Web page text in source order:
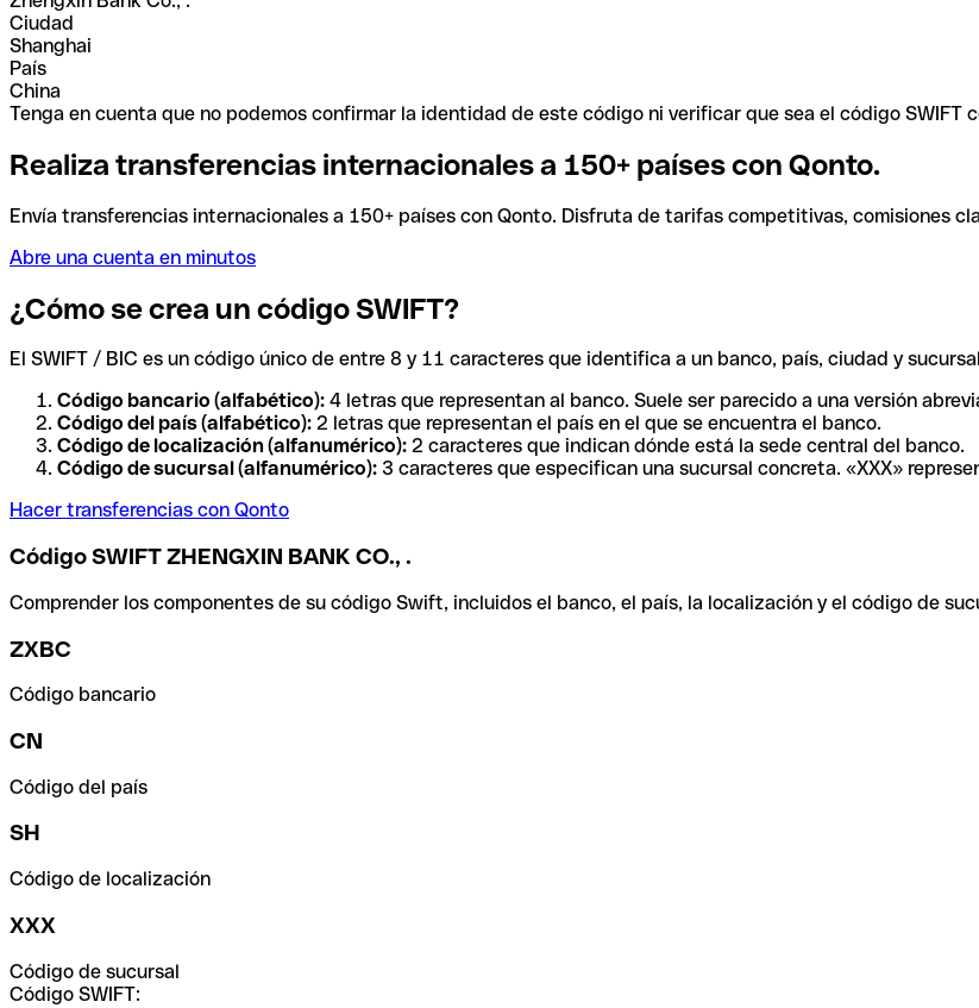
Ciudad
Shanghai
País
China
Tenga en cuenta que no podemos confirmar la identidad de este código ni verificar que sea el código SWIFT
Realiza transferencias internacionales a 150+ países con Qonto.
Envía transferencias internacionales a 150+ países con Qonto. Disfruta de tarifas competitivas, comisiones
Abre una cuenta en minutos
¿Cómo se crea un código SWIFT?
El SWIFT / BIC es un código único de entre 8 y 11 caracteres que identifica a un banco, país, ciudad y
Código bancario (alfabético): 4 letras que representan al banco. Suele ser parecido a una versión
Código del país (alfabético): 2 letras que representan el país en el que se encuentra el banco.
Código de localización (alfanumérico): 2 caracteres que indican dónde está la sede central del banco.
Código de sucursal (alfanumérico): 3 caracteres que especifican una sucursal concreta. «XXX»
Hacer transferencias con Qonto
Código SWIFT ZHENGXIN BANK CO., .
Comprender los componentes de su código Swift, incluidos el banco, el país, la localización y el código de
ZXBC
Código bancario
CN
Código del país
SH
Código de localización
XXX
Código de sucursal
Código SWIFT: